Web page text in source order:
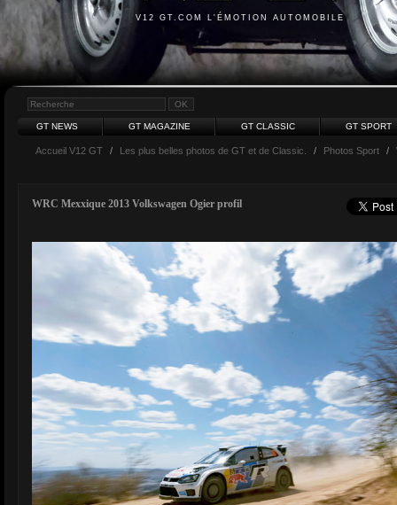
V12 GT.COM L'ÉMOTION AUTOMOBILE
GT NEWS GT MAGAZINE GT CLASSIC GT SPORT
Accueil V12 GT / Les plus belles photos de GT et de Classic. / Photos Sport /
WRC Mexxique 2013 Volkswagen Ogier profil